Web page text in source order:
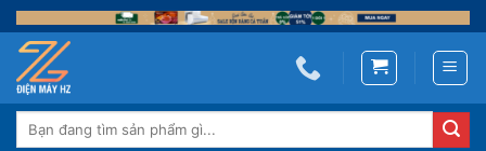
Skip
to
content
Tìm
kiếm: